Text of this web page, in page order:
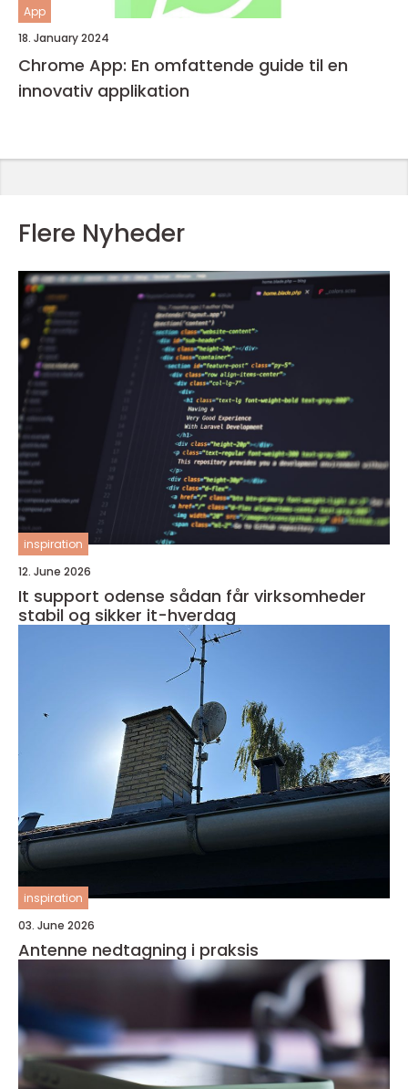
App
18. January 2024
Chrome App: En omfattende guide til en
innovativ applikation
Flere Nyheder
inspiration
12. June 2026
It support odense sådan får virksomheder
stabil og sikker it-hverdag
inspiration
03. June 2026
Antenne nedtagning i praksis